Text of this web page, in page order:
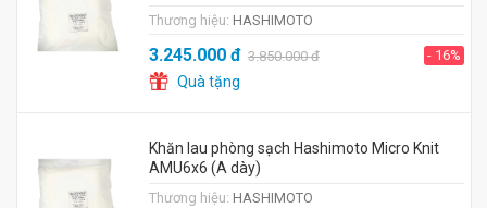
Thương hiệu: HASHIMOTO
3.245.000đ 3.850.000đ - 16%
Quà tặng
Khăn lau phòng sạch Hashimoto Micro Knit
AMU6x6 (A dày)
Thương hiệu: HASHIMOTO